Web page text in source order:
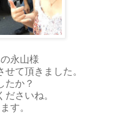
永山様
て頂きました。
たか？
ださいね。
す。